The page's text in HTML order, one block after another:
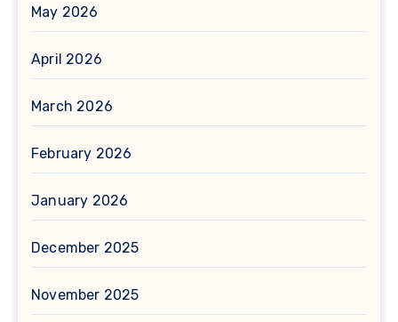
May 2026
April 2026
March 2026
February 2026
January 2026
December 2025
November 2025